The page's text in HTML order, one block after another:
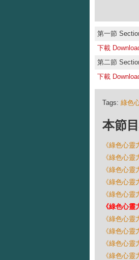
第一節
下載
第二節
下載
Tags: 綠色
本節
《綠色心
《綠色心
《綠色心
《綠色心
《綠色心
《綠色心
《綠色心
《綠色心
《綠色心
《綠色心